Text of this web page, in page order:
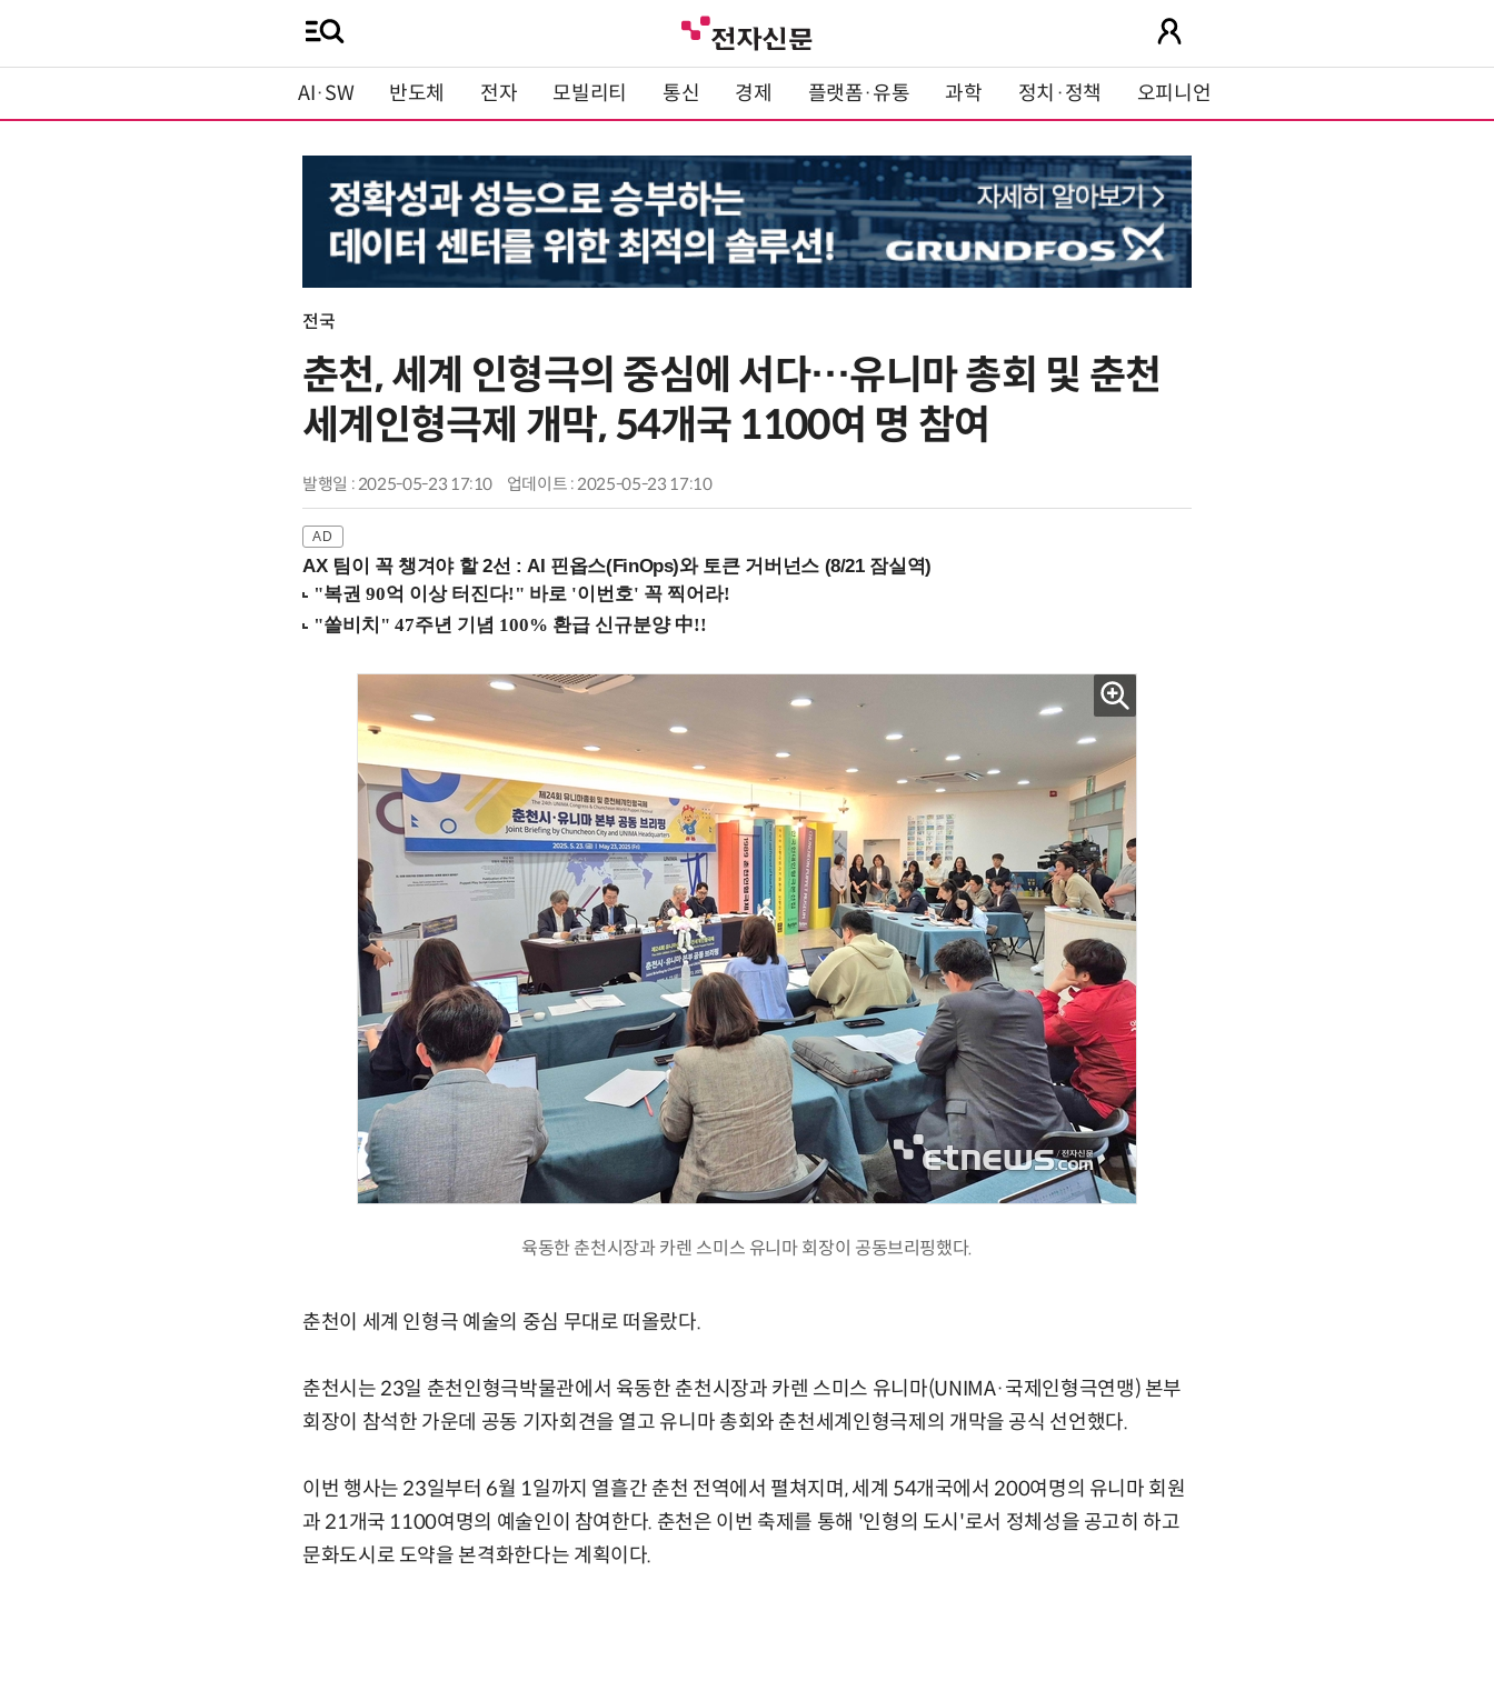
AI·SW 반도체 전자 모빌리티 통신 경제 플랫폼·유통 과학 정치·정책 오피니언
전국
춘천, 세계 인형극의 중심에 서다…유니마 총회 및 춘천
세계인형극제 개막, 54개국 1100여 명 참여
발행일 : 2025-05-23 17:10 업데이트 : 2025-05-23 17:10
AX 팀이 꼭 챙겨야 할 2선 : AI 핀옵스(FinOps)와 토큰 거버넌스 (8/21 잠실역)
육동한 춘천시장과 카렌 스미스 유니마 회장이 공동브리핑했다.
춘천이 세계 인형극 예술의 중심 무대로 떠올랐다.
춘천시는 23일 춘천인형극박물관에서 육동한 춘천시장과 카렌 스미스 유니마(UNIMA·국제인형극연맹) 본부
회장이 참석한 가운데 공동 기자회견을 열고 유니마 총회와 춘천세계인형극제의 개막을 공식 선언했다.
이번 행사는 23일부터 6월 1일까지 열흘간 춘천 전역에서 펼쳐지며, 세계 54개국에서 200여명의 유니마 회원
과 21개국 1100여명의 예술인이 참여한다. 춘천은 이번 축제를 통해 '인형의 도시'로서 정체성을 공고히 하고
문화도시로 도약을 본격화한다는 계획이다.